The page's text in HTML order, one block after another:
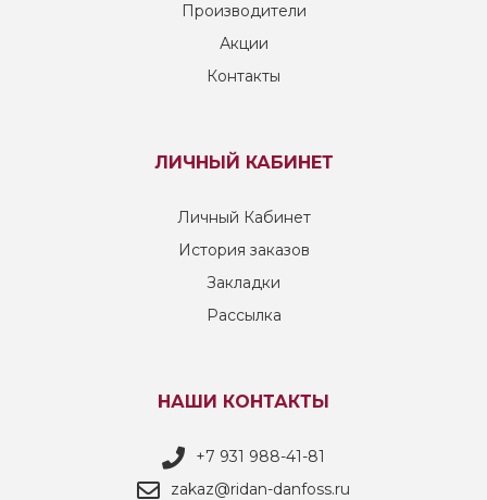
Производители
Акции
Контакты
ЛИЧНЫЙ КАБИНЕТ
Личный Кабинет
История заказов
Закладки
Рассылка
НАШИ КОНТАКТЫ
+7 931 988-41-81
zakaz@ridan-danfoss.ru